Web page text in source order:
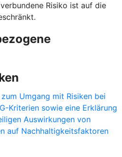
Risiko ist auf die
Umgang mit Risiken bei
Kriterien sowie eine Erklärung
Auswirkungen von
auf Nachhaltigkeitsfaktoren